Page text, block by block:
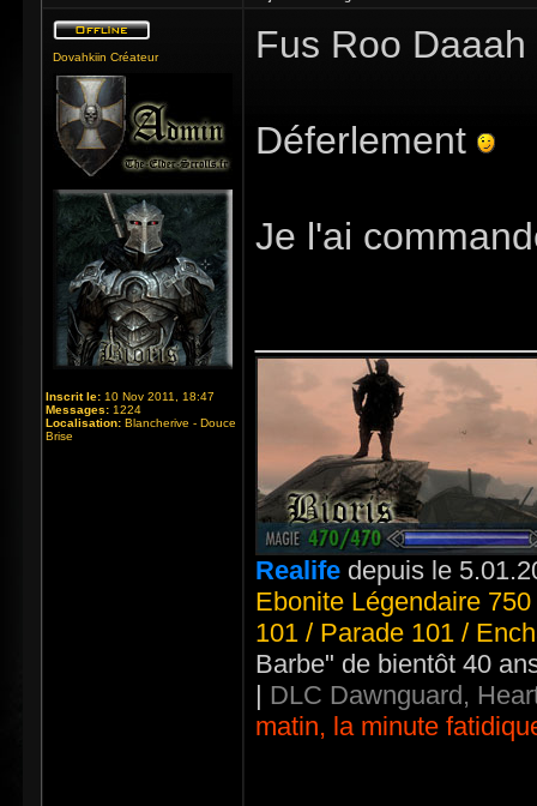
Dovahkiin Créateur
Inscrit le: 10 Nov 2011, 18:47
Messages: 1224
Localisation: Blancherive - Douce
Brise
Fus Roo Daaah
Déferlement
Je l'ai
Realife depuis le
Ebonite Légendaire
101 / Parade 101 /
Barbe" de bientôt 40
| DLC Dawnguard,
matin, la minute